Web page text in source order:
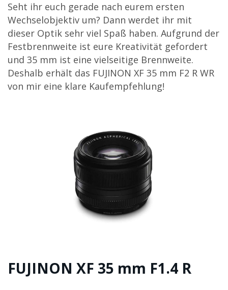
Seht ihr euch gerade nach eurem ersten
Wechselobjektiv um? Dann werdet ihr mit
dieser Optik sehr viel Spaß haben. Aufgrund der
Festbrennweite ist eure Kreativität gefordert
und 35 mm ist eine vielseitige Brennweite.
Deshalb erhält das FUJINON XF 35 mm F2 R WR
von mir eine klare Kaufempfehlung!
FUJINON XF 35 mm F1.4 R